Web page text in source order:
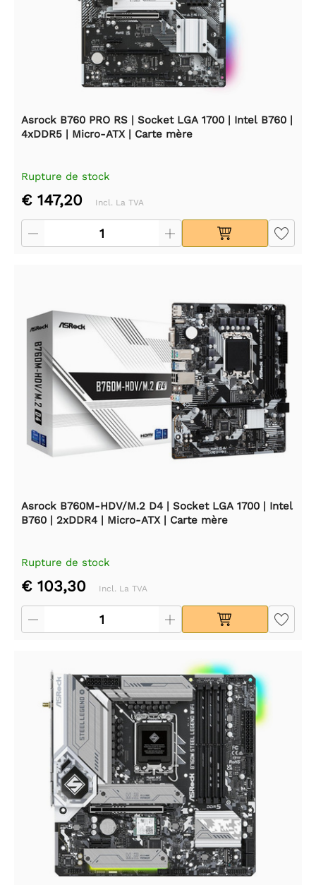
Asrock B760 PRO RS | Socket LGA 1700 | Intel B760 |
4xDDR5 | Micro-ATX | Carte mère
Rupture de stock
€ 147,20 Incl. La TVA
Asrock B760M-HDV/M.2 D4 | Socket LGA 1700 | Intel
B760 | 2xDDR4 | Micro-ATX | Carte mère
Rupture de stock
€ 103,30 Incl. La TVA